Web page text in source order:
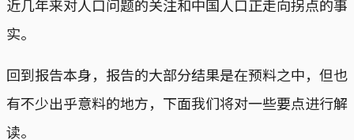
近几年来对人口问题的关注和中国人口正走向拐点的事
实。
回到报告本身，报告的大部分结果是在预料之中，但也
有不少出乎意料的地方，下面我们将对一些要点进行解
读。